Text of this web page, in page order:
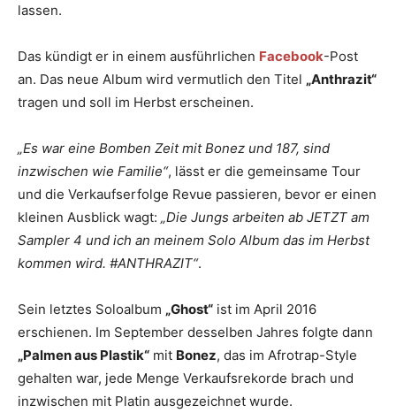
lassen.
Das kündigt er in einem ausführlichen Facebook-Post
an. Das neue Album wird vermutlich den Titel „Anthrazit“
tragen und soll im Herbst erscheinen.
„Es war eine Bomben Zeit mit Bonez und 187, sind
inzwischen wie Familie“, lässt er die gemeinsame Tour
und die Verkaufserfolge Revue passieren, bevor er einen
kleinen Ausblick wagt: „Die Jungs arbeiten ab JETZT am
Sampler 4 und ich an meinem Solo Album das im Herbst
kommen wird. #ANTHRAZIT“.
Sein letztes Soloalbum „Ghost“ ist im April 2016
erschienen. Im September desselben Jahres folgte dann
„Palmen aus Plastik“ mit Bonez, das im Afrotrap-Style
gehalten war, jede Menge Verkaufsrekorde brach und
inzwischen mit Platin ausgezeichnet wurde.